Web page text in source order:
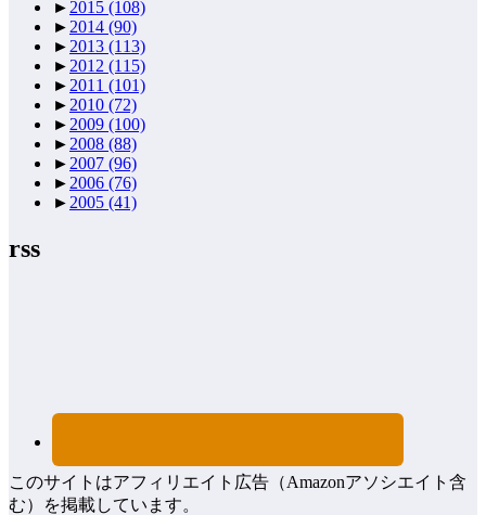
► 2015 (108)
► 2014 (90)
► 2013 (113)
► 2012 (115)
► 2011 (101)
► 2010 (72)
► 2009 (100)
► 2008 (88)
► 2007 (96)
► 2006 (76)
► 2005 (41)
rss
このサイトはアフィリエイト広告（Amazonアソシエイト含
む）を掲載しています。